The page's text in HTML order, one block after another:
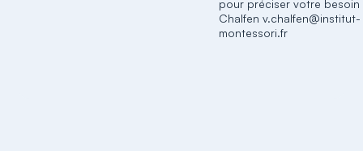
pour préciser votre besoin
Chalfen v.chalfen@institut-
montessori.fr